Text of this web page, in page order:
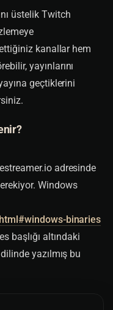
üstelik Twitch
kanallar hem
yayınlarını
geçtiklerini
adresinde
Windows
binaries
başlığı altındaki
yazılmış bu